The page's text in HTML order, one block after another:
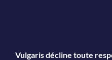
Vulgaris décline toute